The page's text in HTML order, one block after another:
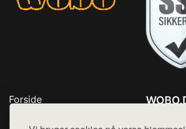
Forside